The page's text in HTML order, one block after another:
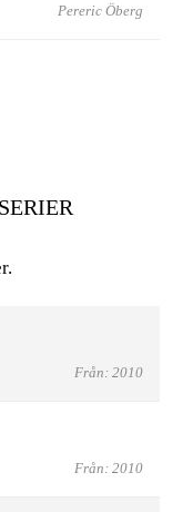
Pereric Öberg
Från: 2010
Från: 2010